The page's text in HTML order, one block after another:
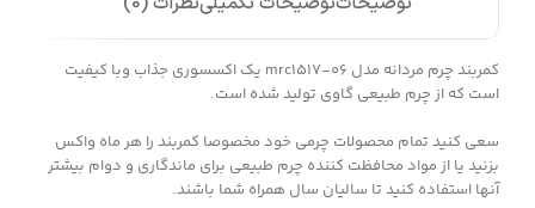
کمربند چرم مردانه مدل mrc1517-06 یک اکسسوری جذاب وبا کیفیت
است که از چرم طبیعی گاوی تولید شده است.
سعی کنید تمام محصولات چرمی خود مخصوصا کمربند را هر ماه واکس
بزنید یا از مواد محافظت کننده چرم طبیعی برای ماندگاری و دوام بیشتر
آنها استفاده کنید تا سالیان سال همراه شما باشند.